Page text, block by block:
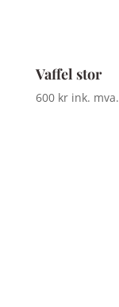
Vaffel stor
600 kr ink. mva.